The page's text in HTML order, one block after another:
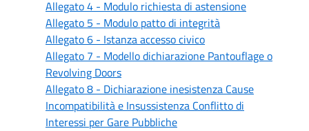
Allegato 4 - Modulo richiesta di astensione
Allegato 5 - Modulo patto di integrità
Allegato 6 - Istanza accesso civico
Allegato 7 - Modello dichiarazione Pantouflage o
Revolving Doors
Allegato 8 - Dichiarazione inesistenza Cause
Incompatibilità e Insussistenza Conflitto di
Interessi per Gare Pubbliche